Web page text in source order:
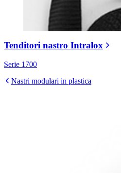
Tenditori nastro Intralox
Serie 1700
Nastri modulari in plastica